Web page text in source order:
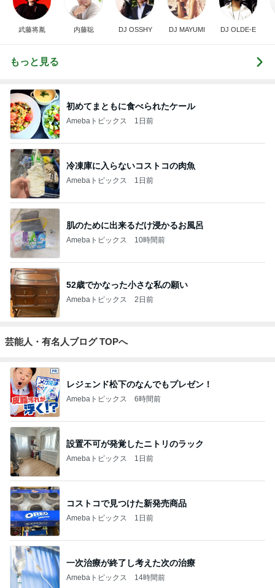
武藤将胤 内藤聡 DJ OSSHY DJ MAYUMI DJ OLDE-E
もっと見る
初めてまともに食べられたケール
Amebaトピックス 1日前
冷凍庫に入らないコストコの肉魚
Amebaトピックス 1日前
肌のために出来るだけ浸かるお風呂
Amebaトピックス 10時間前
52歳でかなった小さな私の願い
Amebaトピックス 2日前
芸能人・有名人ブログ TOPへ
レジェンド松下のなんでもプレゼン！
Amebaトピックス 6時間前
設置不可が発覚したニトリのラック
Amebaトピックス 1日前
コストコで見つけた新発売商品
Amebaトピックス 1日前
一次治療が終了し考えた次の治療
Amebaトピックス 14時間前